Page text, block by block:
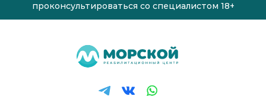
проконсультироваться со специалистом 18+